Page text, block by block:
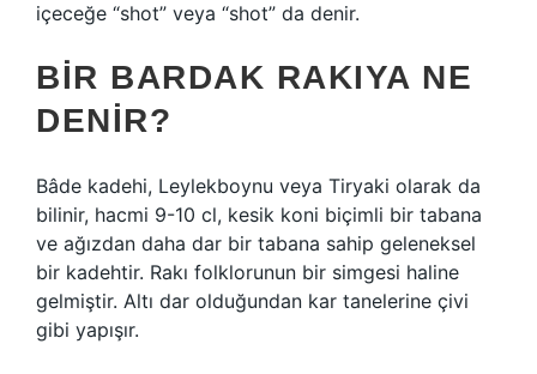
içeceğe “shot” veya “shot” da denir.
BIR BARDAK RAKIYA NE
DENIR?
Bâde kadehi, Leylekboynu veya Tiryaki olarak da
bilinir, hacmi 9-10 cl, kesik koni biçimli bir tabana
ve ağızdan daha dar bir tabana sahip geleneksel
bir kadehtir. Rakı folklorunun bir simgesi haline
gelmiştir. Altı dar olduğundan kar tanelerine çivi
gibi yapışır.